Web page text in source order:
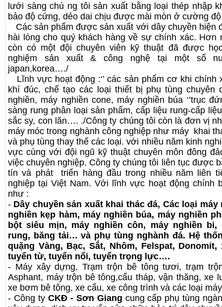
lưới sàng chú ng tôi sản xuất bằng loại thép nhập
bảo độ cứng, dẻo dai chịu được mài mòn ở cường
Các sản phẩm được sản xuất với dây chuyền hiện
hài lòng cho quý khách hàng về sự chính xác. Hơn
còn có một đội chuyên viên kỹ thuật đã được
nghiệm sản xuất & công nghệ tại một số
japan,korea…./
Lĩnh vực hoạt động :‘’ các sản phẩm cơ khi chính
khí đúc, chế tạo các loại thiết bị phụ tùng chuyên
nghiền, máy nghiền cone, máy nghiền búa ‘’trục
sàng rung phân loại sản phẩm, cấp liệu rung-cấp
sắc sy, con lăn…. ./Công ty chúng tôi còn là đơn vị
máy móc trong nghành công nghiệp như máy khai
và phụ tùng thay thế các loại. với nhiều năm kinh
vực cùng với đội ngũ kỹ thuật chuyên môn đông
việc chuyên nghiệp. Công ty chúng tôi liên tục được
tín và phát triển hàng đầu trong nhiều năm liên
nghiệp tại Việt Nam. Với lĩnh vực hoạt động chính
như :
- Dây chuyền sản xuất khai thác đá, Các loại
nghiền kẹp hàm, máy nghiền búa, máy nghiền
bột siêu mịn, máy nghiền côn, máy nghiền bi,
rung, băng tải… và phụ tùng nghành đá. Hệ
quặng Vàng, Bạc, Sắt, Nhôm, Felspat,
tuyển từ, tuyển nổi, tuyển trọng lực….
- Máy xây dựng, Trạm trộn bê tông tươi, trạm
Asphant, máy trộn bê tông,cẩu tháp, vận thăng, xe
xe bơm bê tông, xe cẩu, xe công trình và các loại
- Công ty CKĐ - Sơn Giang cung cấp phụ tùng